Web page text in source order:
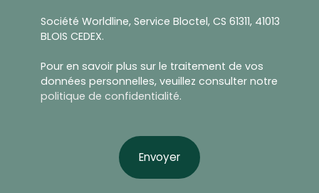
Société Worldline, Service Bloctel, CS 61311, 41013
BLOIS CEDEX.
Pour en savoir plus sur le traitement de vos
données personnelles, veuillez consulter notre
politique de confidentialité.
Envoyer